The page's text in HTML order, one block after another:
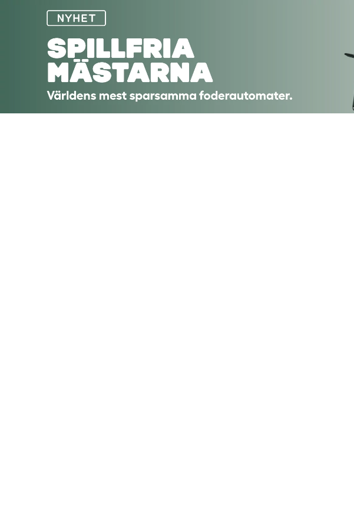
Hoppa till huvudinnehåll